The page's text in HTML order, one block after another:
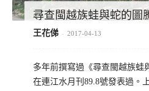
尋查閩越族蛙與蛇的圖
王花俤 - 2017-04-13
多年前撰寫過《尋查閩越族蛙
在連江水月刊89.8號發表過。